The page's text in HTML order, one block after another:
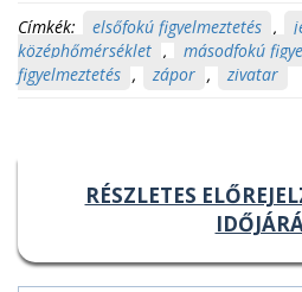
Címkék: elsőfokú figyelmeztetés ,
középhőmérséklet , másodfokú
figyelmeztetés , zápor , zivatar
RÉSZLETES